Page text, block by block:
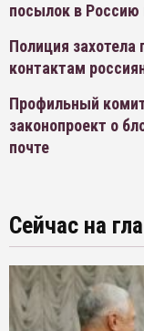
посылок в Россию
Полиция
контактам
Профильный
законопроект о
почте
Сейчас на